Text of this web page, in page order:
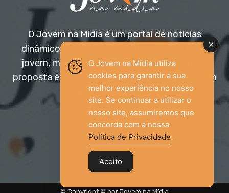
O Jovem na Mídia é um portal de notícias
dinâmico e acessível, voltado para o público
jovem, mas aberto a todas as idades. Nossa
proposta é trazer informação relevante com um
olhar diferenciado.
Entre em contato:
jovemnamidia2017@gmail.com
O Jovem na Mídia utiliza
cookies para garantir a sua
melhor experiência no nosso
site. Se continuar a utilizar o
nosso site, assumiremos que
concorda com a nossa
Política de Privacidade.
Aceito